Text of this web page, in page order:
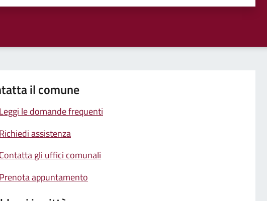
il comune
Leggi le domande frequenti
Richiedi assistenza
Contatta gli uffici comunali
Prenota appuntamento